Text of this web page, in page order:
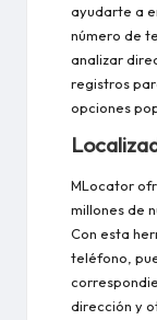
ayudarte a
número de
analizar
registros
opciones
MLocator
millones de
Con esta
teléfono,
dirección y